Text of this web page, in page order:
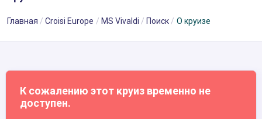
Главная Croisi Europe MS Vivaldi Поиск О круизе
К сожалению этот круиз временно не
доступен.